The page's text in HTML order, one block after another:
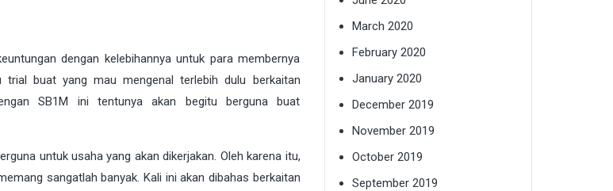
dengan kelebihannya untuk para membernya
buat yang mau mengenal terlebih dulu berkaitan
SB1M ini tentunya akan begitu berguna buat
untuk usaha yang akan dikerjakan. Oleh karena itu,
sangatlah banyak. Kali ini akan dibahas berkaitan
March 2020
February 2020
January 2020
December 2019
November 2019
October 2019
September 2019